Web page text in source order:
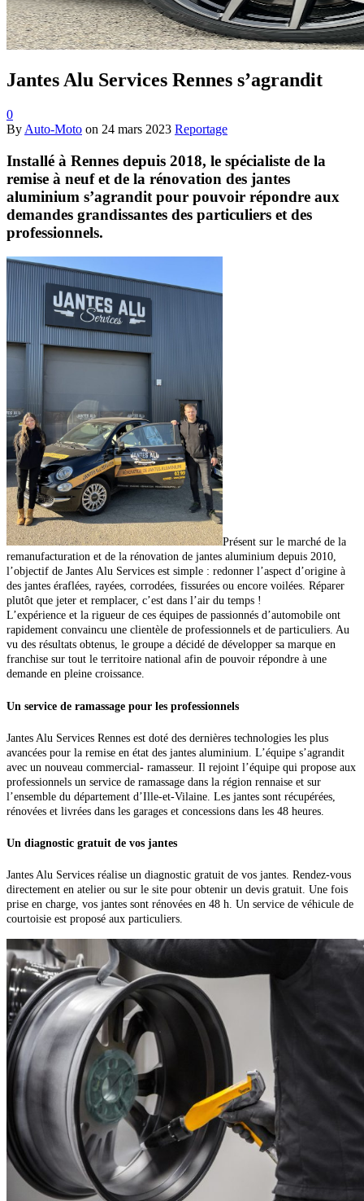
Jantes Alu Services Rennes s’agrandit
0
By Auto-Moto on 24 mars 2023 Reportage
Installé à Rennes depuis 2018, le spécialiste de la
remise à neuf et de la rénovation des jantes
aluminium s’agrandit pour pouvoir répondre aux
demandes grandissantes des particuliers et des
professionnels.
Présent sur le marché de la
remanufacturation et de la rénovation de jantes aluminium depuis 2010,
l’objectif de Jantes Alu Services est simple : redonner l’aspect d’origine à
des jantes éraflées, rayées, corrodées, fissurées ou encore voilées. Réparer
plutôt que jeter et remplacer, c’est dans l’air du temps !
L’expérience et la rigueur de ces équipes de passionnés d’automobile ont
rapidement convaincu une clientèle de professionnels et de particuliers. Au
vu des résultats obtenus, le groupe a décidé de développer sa marque en
franchise sur tout le territoire national afin de pouvoir répondre à une
demande en pleine croissance.
Un service de ramassage pour les professionnels
Jantes Alu Services Rennes est doté des dernières technologies les plus
avancées pour la remise en état des jantes aluminium. L’équipe s’agrandit
avec un nouveau commercial- ramasseur. Il rejoint l’équipe qui propose aux
professionnels un service de ramassage dans la région rennaise et sur
l’ensemble du département d’Ille-et-Vilaine. Les jantes sont récupérées,
rénovées et livrées dans les garages et concessions dans les 48 heures.
Un diagnostic gratuit de vos jantes
Jantes Alu Services réalise un diagnostic gratuit de vos jantes. Rendez-vous
directement en atelier ou sur le site pour obtenir un devis gratuit. Une fois
prise en charge, vos jantes sont rénovées en 48 h. Un service de véhicule de
courtoisie est proposé aux particuliers.